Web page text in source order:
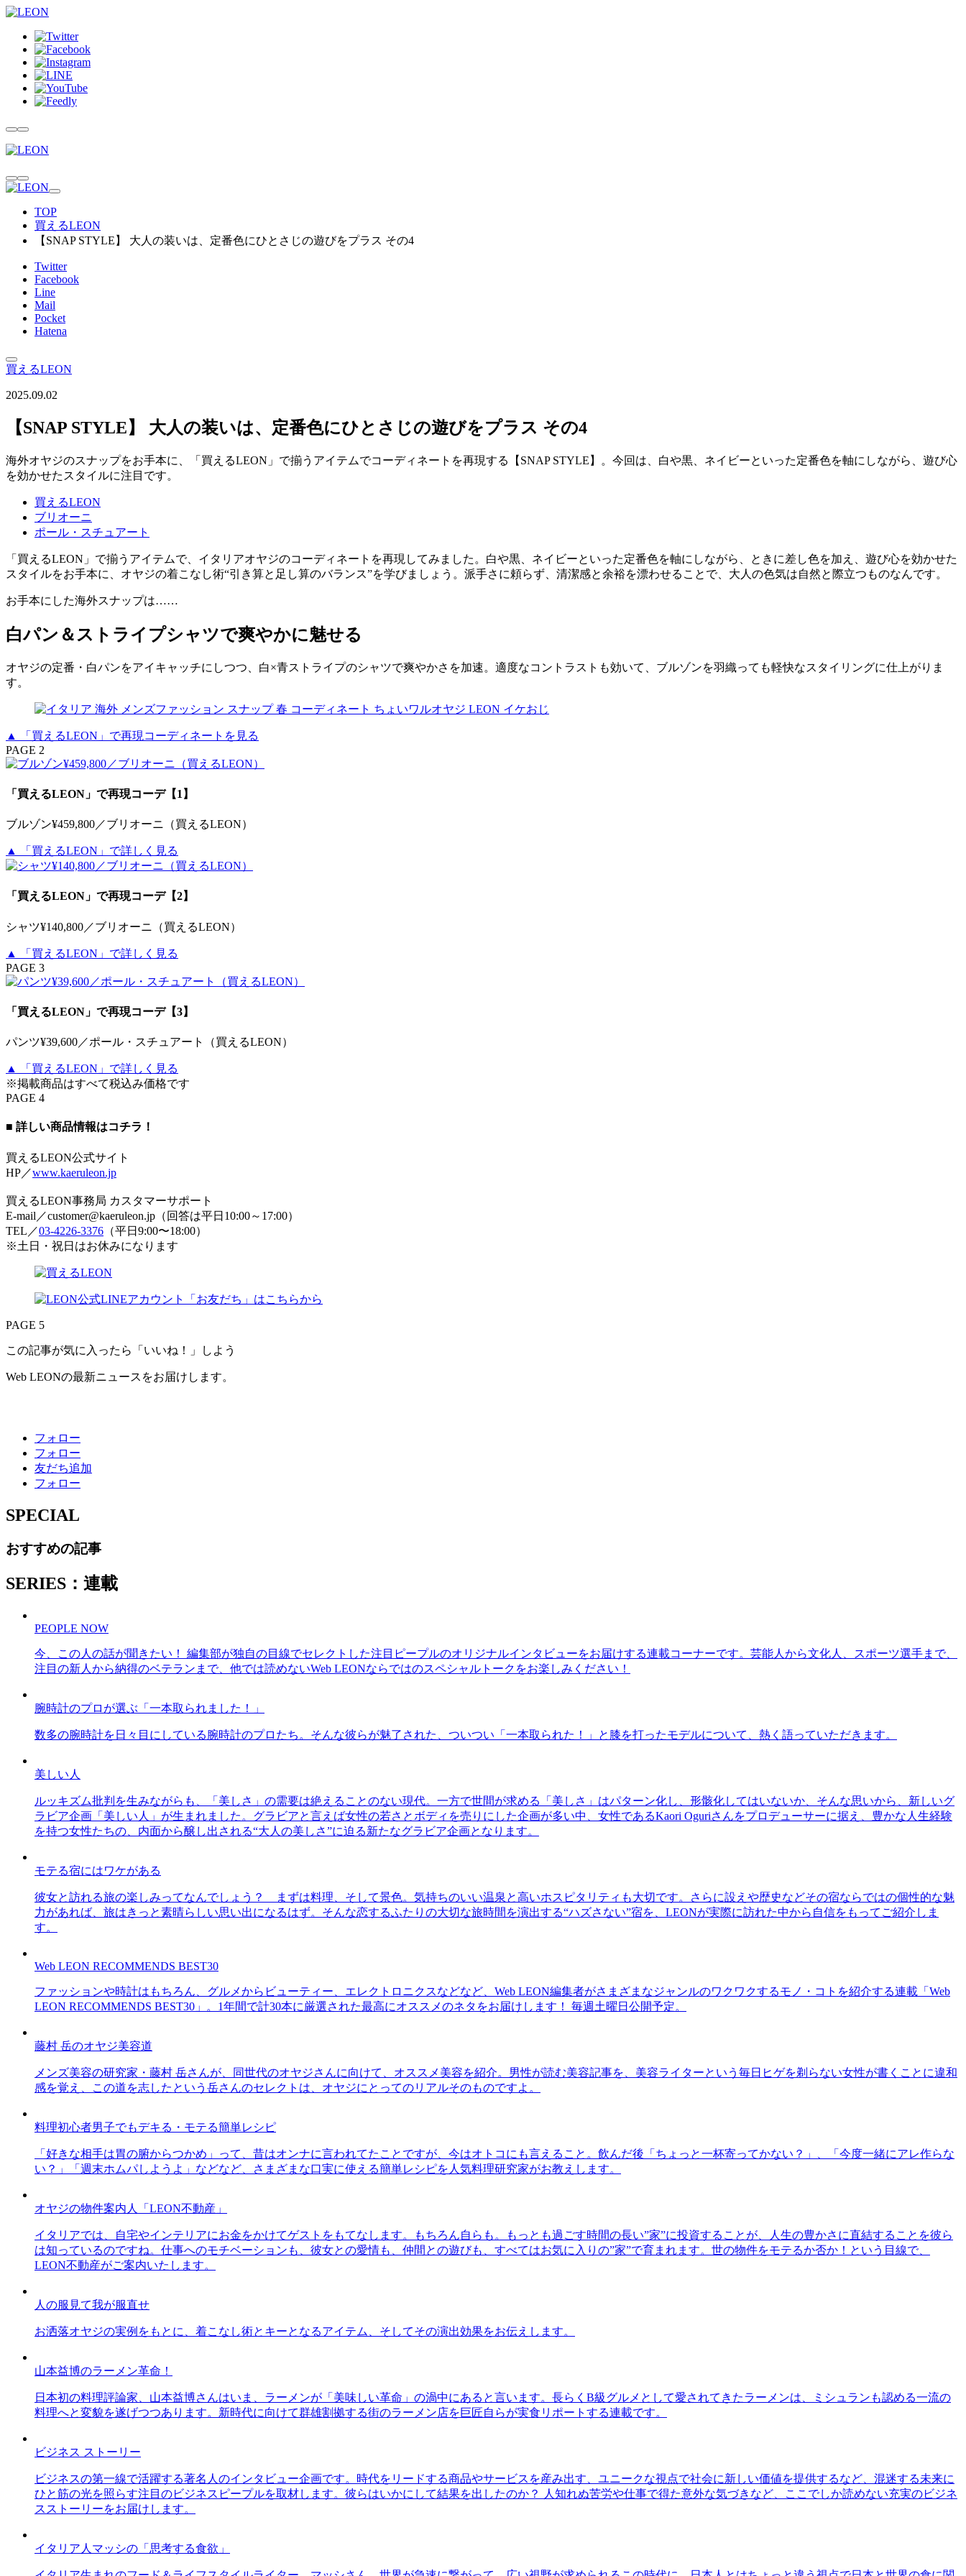
TOP
買えるLEON
【SNAP STYLE】 大人の装いは、定番色にひとさじの遊びをプラス その4
Twitter
Facebook
Line
Mail
Pocket
Hatena
買えるLEON
2025.09.02
【SNAP STYLE】 大人の装いは、定番色にひとさじの遊びをプラス その4
海外オヤジのスナップをお手本に、「買えるLEON」で揃うアイテムでコーディネートを再現する【SNAP STYLE】。今回は、白や黒、ネイビーといった定番色を軸にしながら、遊び心
を効かせたスタイルに注目です。
買えるLEON
ブリオーニ
ポール・スチュアート
「買えるLEON」で揃うアイテムで、イタリアオヤジのコーディネートを再現してみました。白や黒、ネイビーといった定番色を軸にしながら、ときに差し色を加え、遊び心を効かせた
スタイルをお手本に、オヤジの着こなし術“引き算と足し算のバランス”を学びましょう。派手さに頼らず、清潔感と余裕を漂わせることで、大人の色気は自然と際立つものなんです。
お手本にした海外スナップは……
白パン＆ストライプシャツで爽やかに魅せる
オヤジの定番・白パンをアイキャッチにしつつ、白×青ストライプのシャツで爽やかさを加速。適度なコントラストも効いて、ブルゾンを羽織っても軽快なスタイリングに仕上がりま
す。
▲ 「買えるLEON」で再現コーディネートを見る
PAGE 2
「買えるLEON」で再現コーデ【1】
ブルゾン¥459,800／ブリオーニ（買えるLEON）
▲ 「買えるLEON」で詳しく見る
「買えるLEON」で再現コーデ【2】
シャツ¥140,800／ブリオーニ（買えるLEON）
▲ 「買えるLEON」で詳しく見る
PAGE 3
「買えるLEON」で再現コーデ【3】
パンツ¥39,600／ポール・スチュアート（買えるLEON）
▲ 「買えるLEON」で詳しく見る
※掲載商品はすべて税込み価格です
PAGE 4
■ 詳しい商品情報はコチラ！
買えるLEON公式サイト
HP／www.kaeruleon.jp
買えるLEON事務局 カスタマーサポート
E-mail／customer@kaeruleon.jp（回答は平日10:00～17:00）
TEL／03-4226-3376 （平日9:00〜18:00）
※土日・祝日はお休みになります
PAGE 5
この記事が気に入ったら「いいね！」しよう
Web LEONの最新ニュースをお届けします。
フォロー
フォロー
友だち追加
フォロー
SPECIAL
おすすめの記事
SERIES：連載
PEOPLE NOW
今、この人の話が聞きたい！ 編集部が独自の目線でセレクトした注目ピープルのオリジナルインタビューをお届けする連載コーナーです。芸能人から文化人、スポーツ選手まで、
注目の新人から納得のベテランまで、他では読めないWeb LEONならではのスペシャルトークをお楽しみください！
腕時計のプロが選ぶ「一本取られました！」
数多の腕時計を日々目にしている腕時計のプロたち。そんな彼らが魅了された、ついつい「一本取られた！」と膝を打ったモデルについて、熱く語っていただきます。
美しい人
ルッキズム批判を生みながらも、「美しさ」の需要は絶えることのない現代。一方で世間が求める「美しさ」はパターン化し、形骸化してはいないか、そんな思いから、新しいグ
ラビア企画「美しい人」が生まれました。グラビアと言えば女性の若さとボディを売りにした企画が多い中、女性であるKaori Oguriさんをプロデューサーに据え、豊かな人生経験
を持つ女性たちの、内面から醸し出される“大人の美しさ”に迫る新たなグラビア企画となります。
モテる宿にはワケがある
彼女と訪れる旅の楽しみってなんでしょう？ まずは料理、そして景色。気持ちのいい温泉と高いホスピタリティも大切です。さらに設えや歴史などその宿ならではの個性的な魅
力があれば、旅はきっと素晴らしい思い出になるはず。そんな恋するふたりの大切な旅時間を演出する“ハズさない”宿を、LEONが実際に訪れた中から自信をもってご紹介しま
す。
Web LEON RECOMMENDS BEST30
ファッションや時計はもちろん、グルメからビューティー、エレクトロニクスなどなど、Web LEON編集者がさまざまなジャンルのワクワクするモノ・コトを紹介する連載「Web
LEON RECOMMENDS BEST30」。1年間で計30本に厳選された最高にオススメのネタをお届けします！ 毎週土曜日公開予定。
藤村 岳のオヤジ美容道
メンズ美容の研究家・藤村 岳さんが、同世代のオヤジさんに向けて、オススメ美容を紹介。男性が読む美容記事を、美容ライターという毎日ヒゲを剃らない女性が書くことに違和
感を覚え、この道を志したという岳さんのセレクトは、オヤジにとってのリアルそのものですよ。
料理初心者男子でもデキる・モテる簡単レシピ
「好きな相手は胃の腑からつかめ」って、昔はオンナに言われてたことですが、今はオトコにも言えること。飲んだ後「ちょっと一杯寄ってかない？」、「今度一緒にアレ作らな
い？」「週末ホムパしようよ」などなど、さまざまな口実に使える簡単レシピを人気料理研究家がお教えします。
オヤジの物件案内人「LEON不動産」
イタリアでは、自宅やインテリアにお金をかけてゲストをもてなします。もちろん自らも。もっとも過ごす時間の長い”家”に投資することが、人生の豊かさに直結することを彼ら
は知っているのですね。仕事へのモチベーションも、彼女との愛情も、仲間との遊びも、すべてはお気に入りの”家”で育まれます。世の物件をモテるか否か！という目線で、
LEON不動産がご案内いたします。
人の服見て我が服直せ
お洒落オヤジの実例をもとに、着こなし術とキーとなるアイテム、そしてその演出効果をお伝えします。
山本益博のラーメン革命！
日本初の料理評論家、山本益博さんはいま、ラーメンが「美味しい革命」の渦中にあると言います。長らくB級グルメとして愛されてきたラーメンは、ミシュランも認める一流の
料理へと変貌を遂げつつあります。新時代に向けて群雄割拠する街のラーメン店を巨匠自らが実食リポートする連載です。
ビジネス ストーリー
ビジネスの第一線で活躍する著名人のインタビュー企画です。時代をリードする商品やサービスを産み出す、ユニークな視点で社会に新しい価値を提供するなど、混迷する未来に
ひと筋の光を照らす注目のビジネスピープルを取材します。彼らはいかにして結果を出したのか？ 人知れぬ苦労や仕事で得た意外な気づきなど、ここでしか読めない充実のビジネ
スストーリーをお届けします。
イタリア人マッシの「思考する食欲」